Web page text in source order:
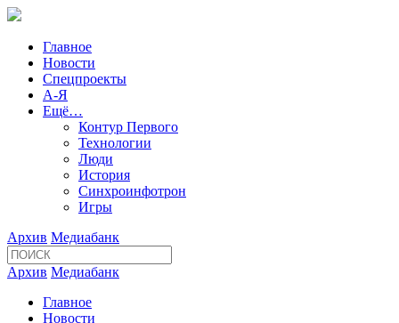
Главное
Новости
Спецпроекты
А-Я
Ещё…
Контур Первого
Технологии
Люди
История
Синхроинфотрон
Игры
Архив Медиабанк
Архив Медиабанк
Главное
Новости